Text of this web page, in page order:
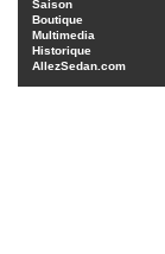
Saison
Boutique
Multimedia
Historique
AllezSedan.com